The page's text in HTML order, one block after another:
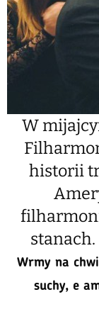
W
historii
stanach.
Wrmy na
suchy, e